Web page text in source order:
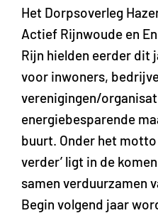
Het Dorpsoverleg
Actief Rijnwoude en
Rijn hielden eerder dit
voor inwoners,
verenigingen/
energiebesparende
buurt. Onder het
verder’ ligt in de
samen verduurzamen
Begin volgend jaar